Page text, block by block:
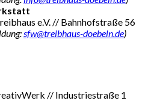
e.V. // Bahnhofstraße 56
sfw@treibhaus-doebeln.de)
// Industriestraße 1